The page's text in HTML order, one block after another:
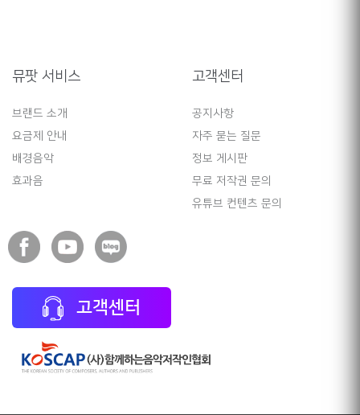
뮤팟 서비스
브랜드 소개
요금제 안내
배경음악
효과음
고객센터
공지사항
자주 묻는 질문
정보 게시판
무료 저작권 문의
유튜브 컨텐츠 문의
고객센터